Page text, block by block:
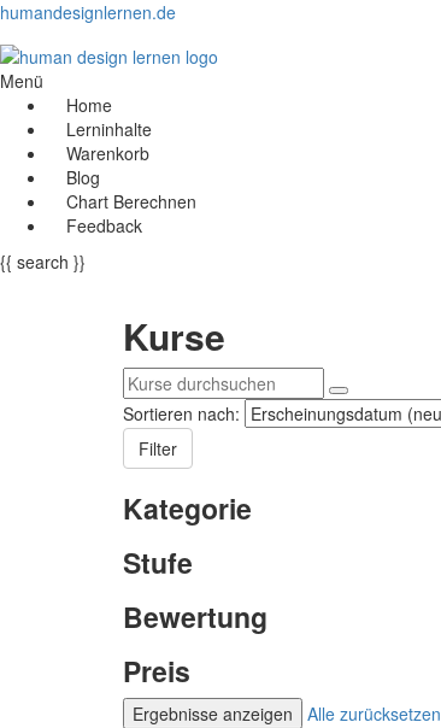
humandesignlernen.de
Menü
Home
Lerninhalte
Warenkorb
Blog
Chart Berechnen
Feedback
{{ search }}
Kurse
Sortieren nach:
Filter
Kategorie
Stufe
Bewertung
Preis
Alle zurücksetzen